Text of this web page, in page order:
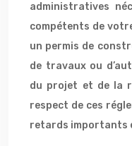
administratives
compétents de
un permis de
de travaux ou
du projet et de la
respect de ces
retards importants